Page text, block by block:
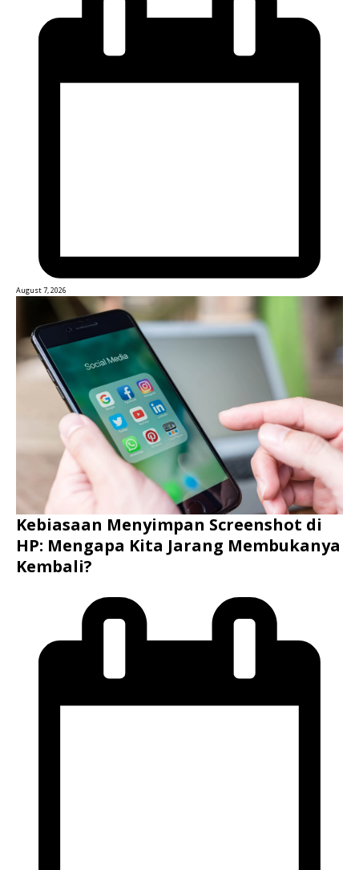
August 7, 2026
Kebiasaan Menyimpan Screenshot di
HP: Mengapa Kita Jarang Membukanya
Kembali?